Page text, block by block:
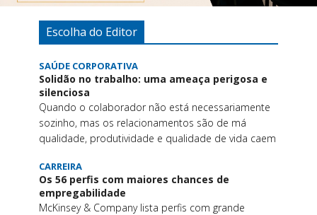
Escolha do Editor
SAÚDE CORPORATIVA
Solidão no trabalho: uma ameaça perigosa e
silenciosa
Quando o colaborador não está necessariamente
sozinho, mas os relacionamentos são de má
qualidade, produtividade e qualidade de vida caem
CARREIRA
Os 56 perfis com maiores chances de
empregabilidade
McKinsey & Company lista perfis com grande